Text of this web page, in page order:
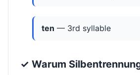
ten — 3rd syllable
✓ Warum